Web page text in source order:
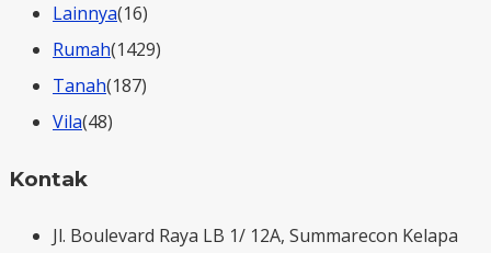
Lainnya(16)
Rumah(1429)
Tanah(187)
Vila(48)
Kontak
Jl. Boulevard Raya LB 1/ 12A, Summarecon Kelapa